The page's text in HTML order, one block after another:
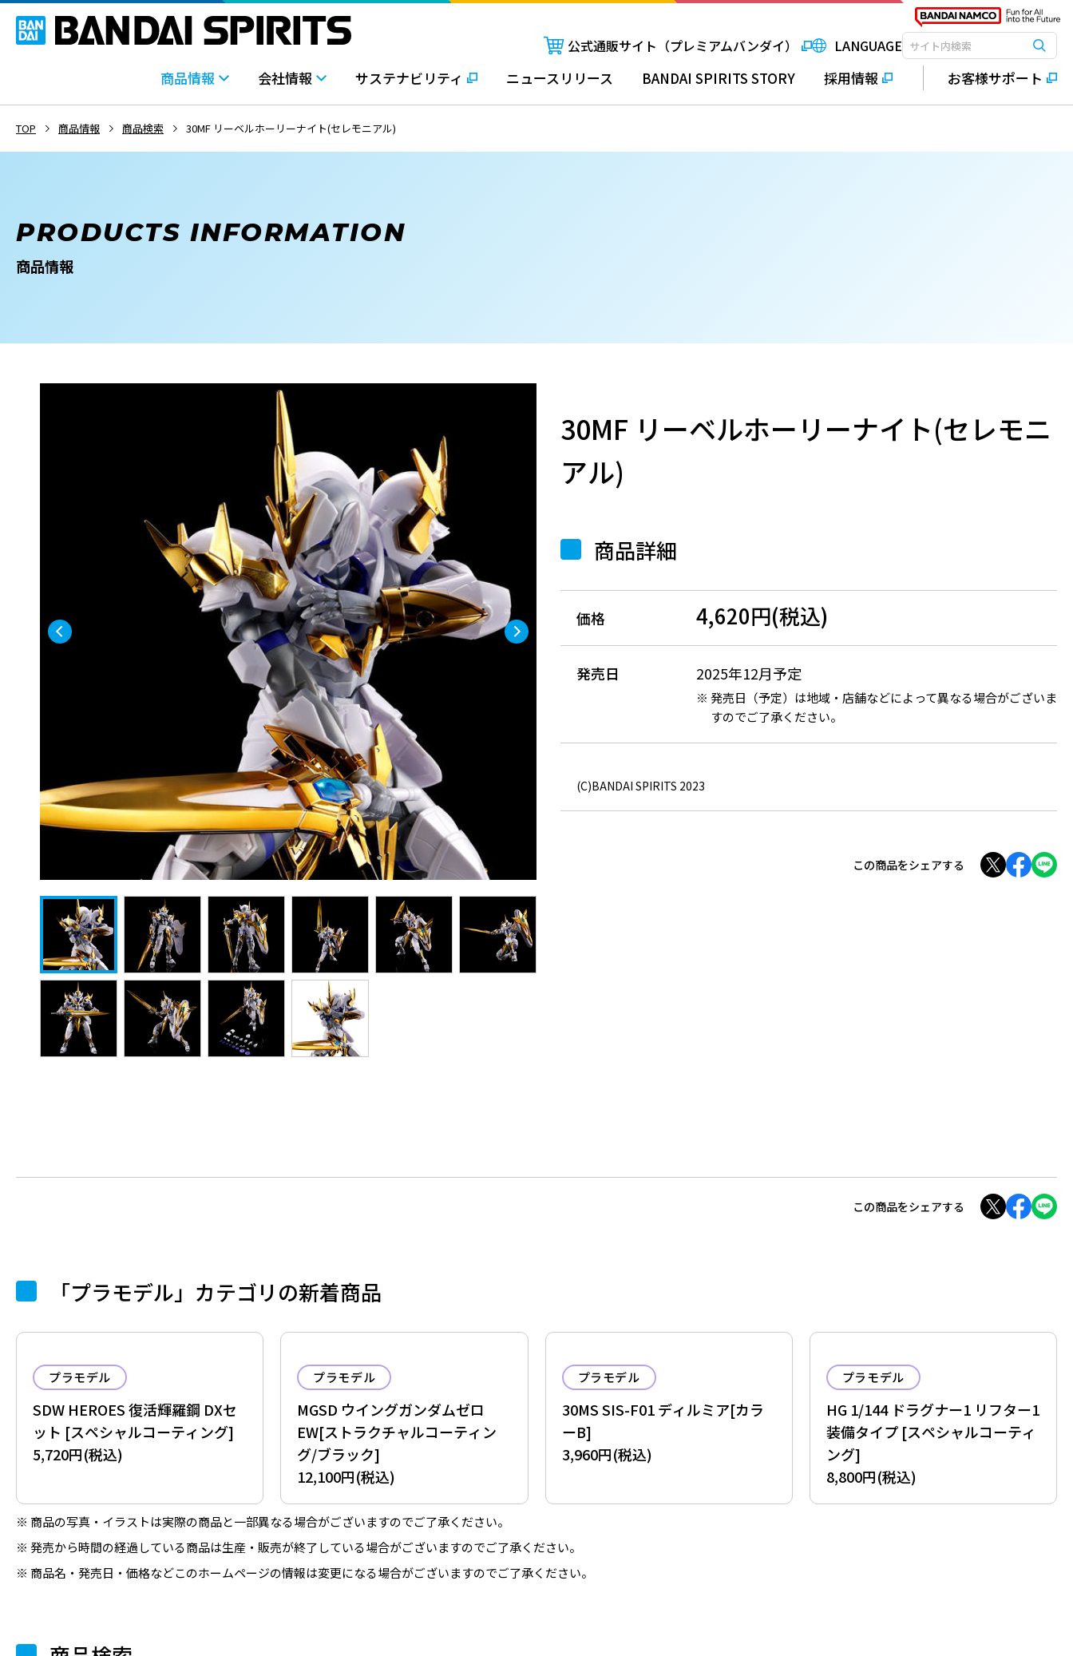
公式通販サイト（プレミアムバンダイ） LANGUAGE検索キーワード入力 検索
商品情報 会社情報 サステナビリティ ニュースリリース BANDAI SPIRITS STORY 採用情報 お客様サポート
TOP 商品情報 商品検索 30MF リーベルホーリーナイト(セレモニアル)
PRODUCTS INFORMATION
商品情報
30MF リーベルホーリーナイト(セレモニ
アル)
商品詳細
価格 4,620円(税込)
発売日 2025年12月予定
発売日（予定）は地域・店舗などによって異なる場合がございま
すのでご了承ください。
(C)BANDAI SPIRITS 2023
この商品をシェアする
この商品をシェアする
「プラモデル」カテゴリの新着商品
プラモデル
SDW HEROES 復活輝羅鋼 DXセ
ット [スペシャルコーティング]
5,720円(税込)
プラモデル
MGSD ウイングガンダムゼロ
EW[ストラクチャルコーティン
グ/ブラック]
12,100円(税込)
プラモデル
30MS SIS-F01 ディルミア[カラ
ーB]
3,960円(税込)
プラモデル
HG 1/144 ドラグナー1 リフター1
装備タイプ [スペシャルコーティ
ング]
8,800円(税込)
商品の写真・イラストは実際の商品と一部異なる場合がございますのでご了承ください。
発売から時間の経過している商品は生産・販売が終了している場合がございますのでご了承ください。
商品名・発売日・価格などこのホームページの情報は変更になる場合がございますのでご了承ください。